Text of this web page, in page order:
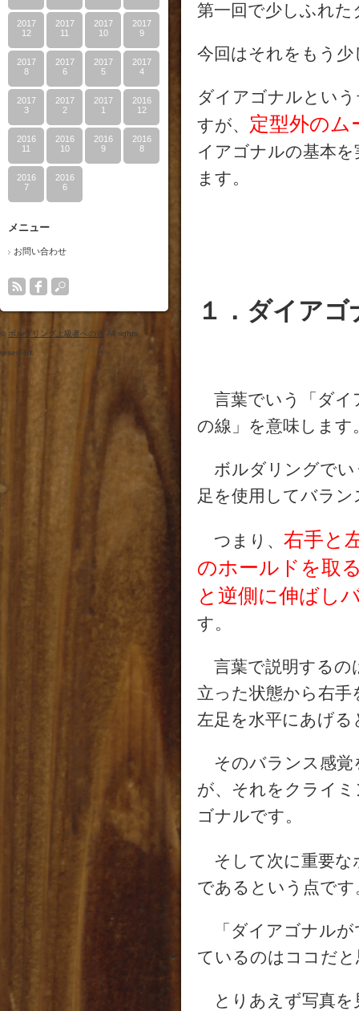
2017
12
2017
11
2017
10
2017
9
2017
8
2017
6
2017
5
2017
4
2017
3
2017
2
2017
1
2016
12
2016
11
2016
10
2016
9
2016
8
2016
7
2016
6
メニュー
お問い合わせ
© ボルダリング上級者への道 All rights
reserved.
第一回で少しふれ
今回はそれをもう
ダイアゴナルとい
すが、 定型外のム
イアゴナルの基本
ます。
１．ダイア
言葉でいう「ダイ
の線」を意味します
ボルダリングでい
足を使用してバラ
つまり、 右手と
のホールドを取
と逆側に伸ばし
す。
言葉で説明するの
立った状態から右
左足を水平にあげ
そのバランス感覚
が、それをクライ
ゴナルです。
そして次に重要な
であるという点です
「ダイアゴナルが
ているのはココだ
とりあえず写真を